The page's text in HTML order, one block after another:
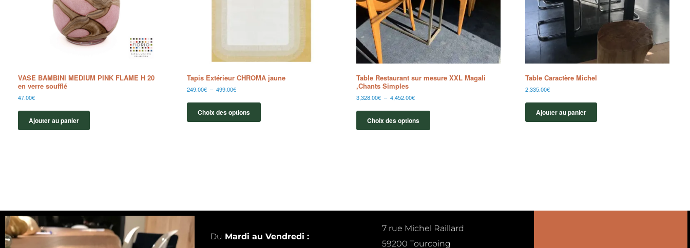
VASE BAMBINI MEDIUM PINK FLAME H 20
en verre soufflé
47.00€
Ajouter au panier
Tapis Extérieur CHROMA jaune
249.00€ – 499.00€
Choix des options
Table Restaurant sur mesure XXL Magali
,Chants Simples
3,328.00€ – 4,452.00€
Choix des options
Table Caractère Michel
2,335.00€
Ajouter au panier
Du Mardi au Vendredi :
7 rue Michel Raillard
59200 Tourcoing